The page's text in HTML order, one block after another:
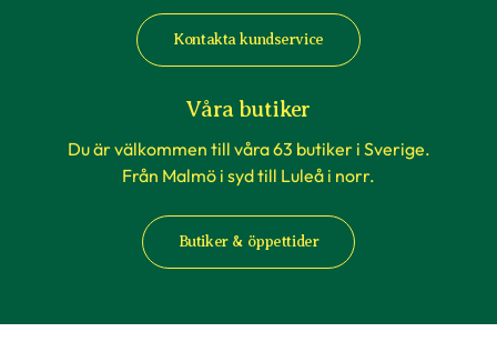
Kontakta kundservice
Våra butiker
Du är välkommen till våra 63 butiker i Sverige.
Från Malmö i syd till Luleå i norr.
Butiker & öppettider